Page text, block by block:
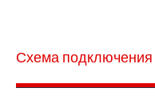
Схема